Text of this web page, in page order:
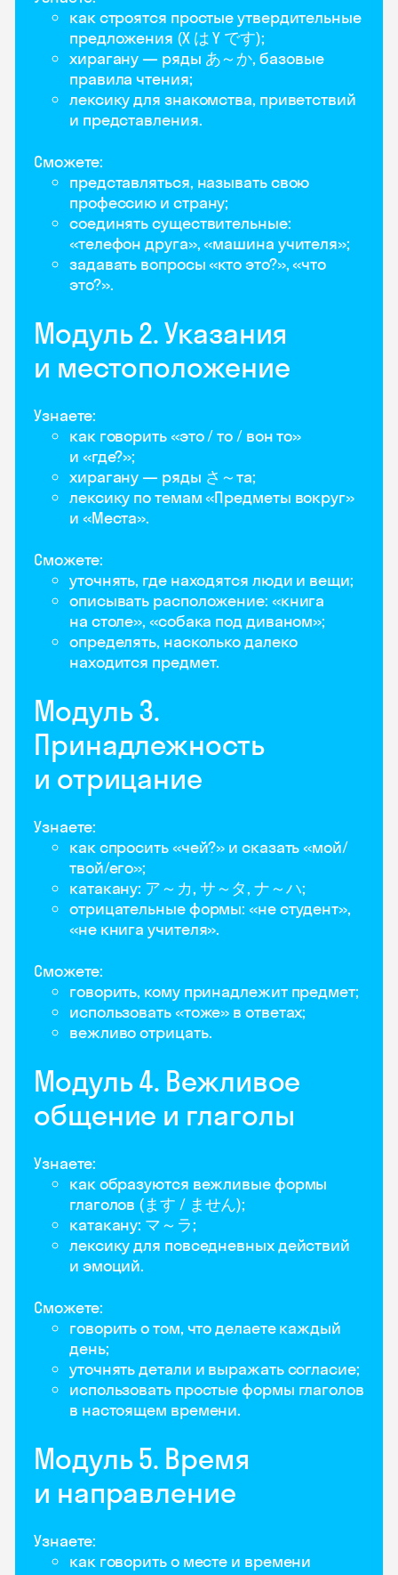
как строятся простые утвердительные
предложения (X は Y です);
хирагану — ряды あ～か, базовые
правила чтения;
лексику для знакомства, приветствий
и представления.
Сможете:
представляться, называть свою
профессию и страну;
соединять существительные:
«телефон друга», «машина учителя»;
задавать вопросы «кто это?», «что
это?».
Модуль 2. Указания
и местоположение
Узнаете:
как говорить «это / то / вон то»
и «где?»;
хирагану — ряды さ～та;
лексику по темам «Предметы вокруг»
и «Места».
Сможете:
уточнять, где находятся люди и вещи;
описывать расположение: «книга
на столе», «собака под диваном»;
определять, насколько далеко
находится предмет.
Модуль 3.
Принадлежность
и отрицание
Узнаете:
как спросить «чей?» и сказать «мой/
твой/его»;
катакану: ア～カ, サ～タ, ナ～ハ;
отрицательные формы: «не студент»,
«не книга учителя».
Сможете:
говорить, кому принадлежит предмет;
использовать «тоже» в ответах;
вежливо отрицать.
Модуль 4. Вежливое
общение и глаголы
Узнаете:
как образуются вежливые формы
глаголов (ます / ません);
катакану: マ～ラ;
лексику для повседневных действий
и эмоций.
Сможете:
говорить о том, что делаете каждый
день;
уточнять детали и выражать согласие;
использовать простые формы глаголов
в настоящем времени.
Модуль 5. Время
и направление
Узнаете:
как говорить о месте и времени